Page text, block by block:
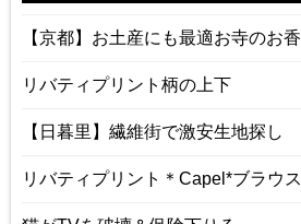
【京都】お土産にも最適お寺のお香
リバティプリント柄の上下
【日暮里】繊維街で激安生地探し
リバティプリント＊Capel*ブラウス